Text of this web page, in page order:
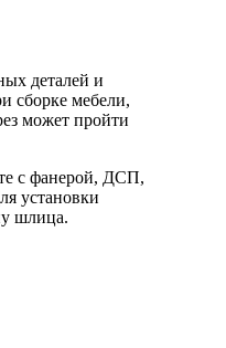
деталей и
сборке мебели,
может пройти
с фанерой, ДСП,
установки
шлица.